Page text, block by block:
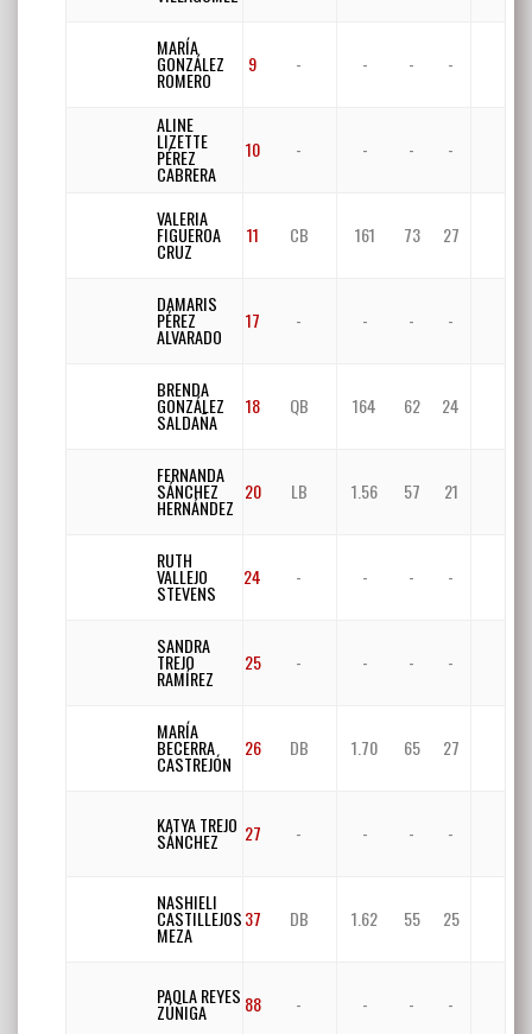
MARÍA
GONZÁLEZ
ROMERO
9 - - - -
ALINE
LIZETTE
PÉREZ
CABRERA
10 - - - -
VALERIA
FIGUEROA
CRUZ
11 CB 161 73 27
DAMARIS
PÉREZ
ALVARADO
17 - - - -
BRENDA
GONZÁLEZ
SALDAÑA
18 QB 164 62 24
FERNANDA
SÁNCHEZ
HERNÁNDEZ
20 LB 1.56 57 21
RUTH
VALLEJO
STEVENS
24 - - - -
SANDRA
TREJO
RAMÍREZ
25 - - - -
MARÍA
BECERRA
CASTREJÓN
26 DB 1.70 65 27
KATYA TREJO
SÁNCHEZ 27 - - - -
NASHIELI
CASTILLEJOS
MEZA
37 DB 1.62 55 25
PAOLA REYES
ZÚÑIGA 88 - - - -